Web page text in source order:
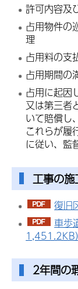
許可内容及
占用物件の
理
占用料の支
占用期間の
占用に起因
又は第三者
いて賠償し
これらが履
に従い、監
工事の
復旧
車歩
1,451.2KB）
2年間の